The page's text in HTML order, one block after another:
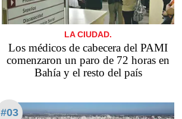
LA CIUDAD.
Los médicos de cabecera del PAMI
comenzaron un paro de 72 horas en
Bahía y el resto del país
#03